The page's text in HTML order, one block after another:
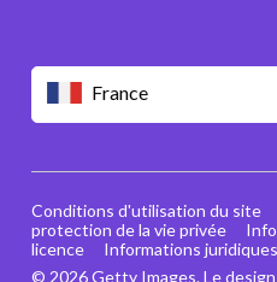
France
© 2026 Getty Images. Le
Conditions d'utilisation du site
protection de la vie privée
licence
Informations juridiques